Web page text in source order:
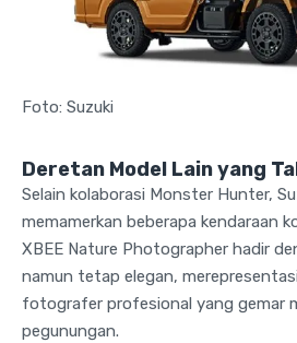
Foto: Suzuki
Deretan Model Lain yang
Selain kolaborasi Monster Hunter,
memamerkan beberapa kendaraan
XBEE Nature Photographer hadir
namun tetap elegan,
fotografer profesional yang gemar
pegunungan.